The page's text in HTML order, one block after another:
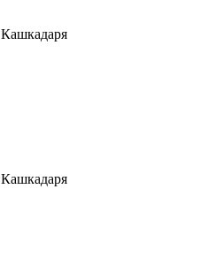
Кашкадаря
Кашкадаря